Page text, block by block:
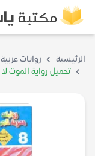
الرئيسية
روايات عربية